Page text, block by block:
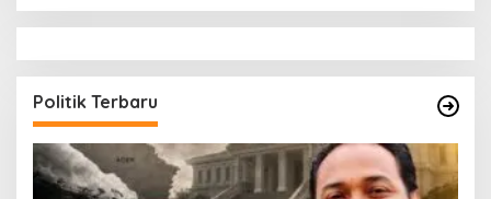
Politik Terbaru